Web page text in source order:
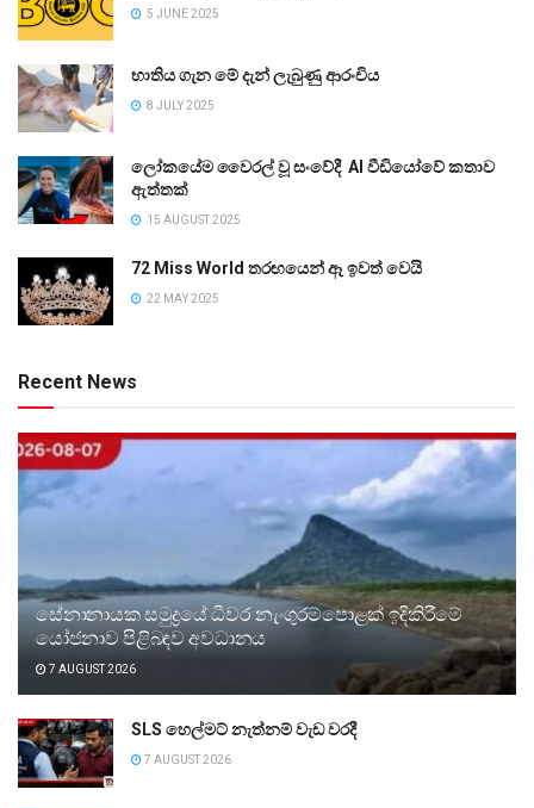
5 JUNE 2025
භාතිය ගැන මේ දැන් ලැබුණු ආරංචිය
8 JULY 2025
ලෝකයේම වෛරල් වූ සංවේදී AI වීඩියෝවේ කතාව
ඇත්තක්
15 AUGUST 2025
72 Miss World තරඟයෙන් ඈ ඉවත් වෙයි
22 MAY 2025
Recent News
සේනානායක සමුද්‍රයේ ධීවර නැංගුරම්පොළක් ඉදිකිරීමේ
යෝජනාව පිළිබඳව අවධානය
7 AUGUST 2026
SLS හෙල්මට් නැත්නම් වැඩ වරදී
7 AUGUST 2026